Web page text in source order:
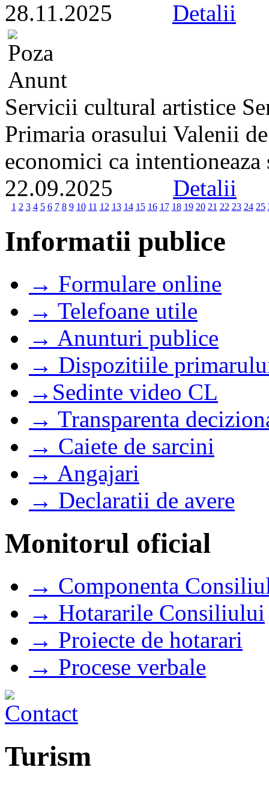
28.11.2025 Detalii
Servicii cultural artistice
Primaria orasului Valenii
economici ca
22.09.2025 Detalii
1 2 3 4 5 6 7 8 9 10 11 12 13 14 15 16 17 18 19 20 21 22 23 24 25
Informatii publice
→ Formulare online
→ Telefoane utile
→ Anunturi publice
→ Dispozitiile
→Sedinte video CL
→ Transparenta
→ Caiete de sarcini
→ Angajari
→ Declaratii de avere
Monitorul oficial
→ Componenta
→ Hotararile Consiliului
→ Proiecte de hotarari
→ Procese verbale
Turism